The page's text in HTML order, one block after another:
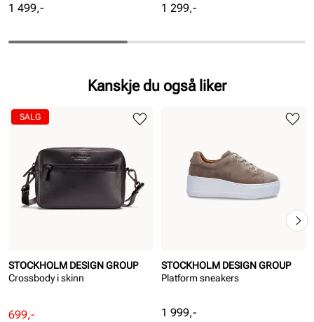
Pris
1 499,- Pris
1 299,-
Kanskje du også liker
STOCKHOLM DESIGN GROUP
Crossbody i skinn
Rabattert
699,-
Ordinær
SALG
STOCKHOLM DESIGN GROUP
Platform sneakers
Pris
1 999,-